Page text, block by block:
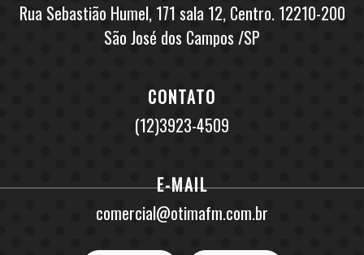
Rua Sebastião Humel, 171 sala 12, Centro. 12210-200
São José dos Campos /SP
CONTATO
(12)3923-4509
E-MAIL
comercial@otimafm.com.br